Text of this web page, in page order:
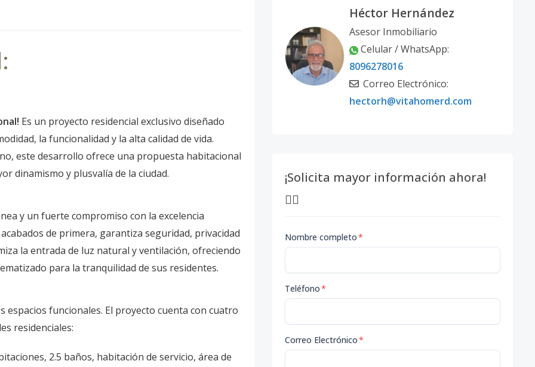
Es un proyecto residencial exclusivo diseñado
la funcionalidad y la alta calidad de vida.
este desarrollo ofrece una propuesta habitacional
dinamismo y plusvalía de la ciudad.
y un fuerte compromiso con la excelencia
de primera, garantiza seguridad, privacidad
la entrada de luz natural y ventilación, ofreciendo
para la tranquilidad de sus residentes.
funcionales. El proyecto cuenta con cuatro
residenciales:
2.5 baños, habitación de servicio, área de
Héctor Hernández
Asesor Inmobiliario
Celular / WhatsApp:
8096278016
Correo Electrónico:
hectorh@vitahomerd.com
¡Solicita mayor información ahora!
👇🏽
Nombre completo*
Teléfono*
Correo Electrónico*